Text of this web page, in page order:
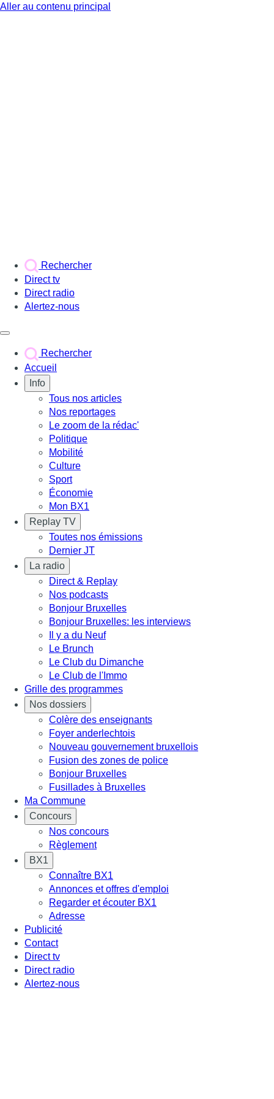
Aller au contenu principal
Rechercher
Direct tv
Direct radio
Alertez-nous
Rechercher
Accueil
Info
Tous nos articles
Nos reportages
Le zoom de la rédac'
Politique
Mobilité
Culture
Sport
Économie
Mon BX1
Replay TV
Toutes nos émissions
Dernier JT
La radio
Direct & Replay
Nos podcasts
Bonjour Bruxelles
Bonjour Bruxelles: les interviews
Il y a du Neuf
Le Brunch
Le Club du Dimanche
Le Club de l'Immo
Grille des programmes
Nos dossiers
Colère des enseignants
Foyer anderlechtois
Nouveau gouvernement bruxellois
Fusion des zones de police
Bonjour Bruxelles
Fusillades à Bruxelles
Ma Commune
Concours
Nos concours
Règlement
BX1
Connaître BX1
Annonces et offres d'emploi
Regarder et écouter BX1
Adresse
Publicité
Contact
Direct tv
Direct radio
Alertez-nous